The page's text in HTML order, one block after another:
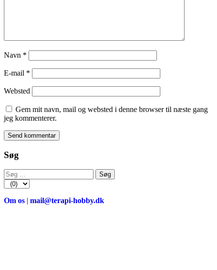
Navn *
E-mail *
Websted
Gem mit navn, mail og websted i denne browser til næste gang
jeg kommenterer.
Søg
Søg
efter:
Om os | mail@terapi-hobby.dk